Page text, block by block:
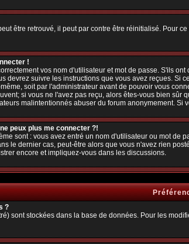
être retrouvé, il peut par contre être réinitialisé. Pour
!
vos nom d'utilisateur et mot de passe. S'ils
devrez suivre les instructions que vous avez reçues. Si
soit par l'administrateur avant de pouvoir vous
si vous ne l'avez pas reçu, alors êtes-vous bien
malintentionnés abuser du forum anonymement.
peux plus me connecter ?!
sont : vous avez entré un nom d'utilisateur ou mot
le dernier cas, peut-être alors que vous n'avez rien
encore et impliquez-vous dans les discussions.
?
sont stockées dans la base de données. Pour les